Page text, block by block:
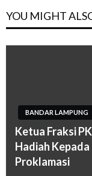
YOU MIGHT
BANDAR LAMPUNG
Ketua Fraksi
Hadiah Kepada
Proklamasi